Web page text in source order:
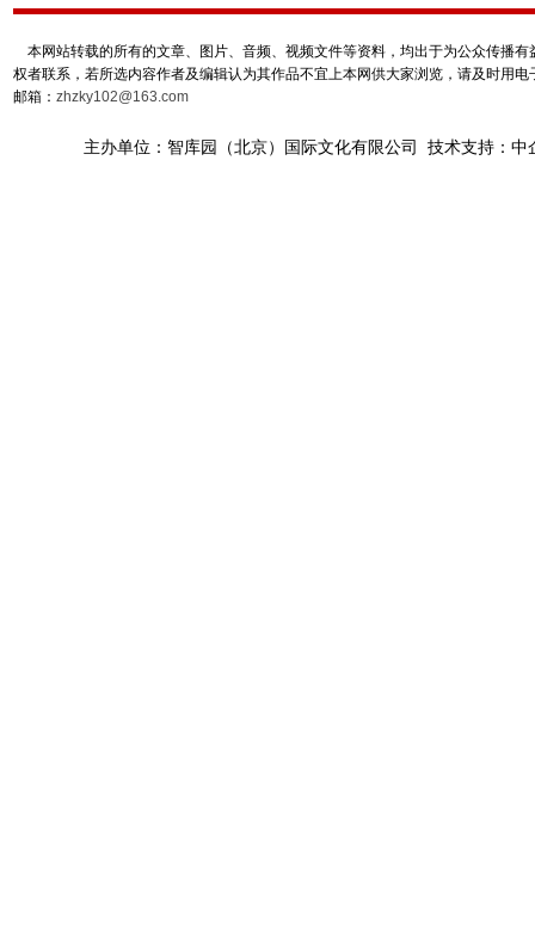
本网站转载的所有的文章、图片、音频、视频文件等资料，均出于为公众传播
权者联系，若所选内容作者及编辑认为其作品不宜上本网供大家浏览，请及时用
邮箱： zhzky102@163.com
主办单位：智库园（北京）国际文化有限公司 技术支持：